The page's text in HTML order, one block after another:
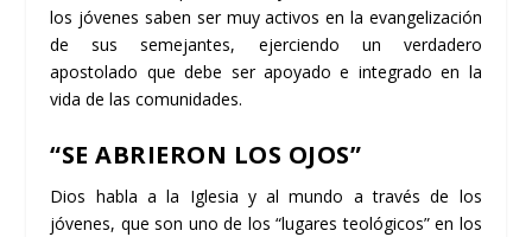
los jóvenes saben ser muy activos en la evangelización
de sus semejantes, ejerciendo un verdadero
apostolado que debe ser apoyado e integrado en la
vida de las comunidades.
“SE ABRIERON LOS OJOS”
Dios habla a la Iglesia y al mundo a través de los
jóvenes, que son uno de los “lugares teológicos” en los